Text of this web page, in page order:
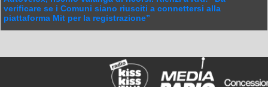
verificare se i Comuni siano riusciti a connettersi alla
piattaforma Mit per la registrazione”